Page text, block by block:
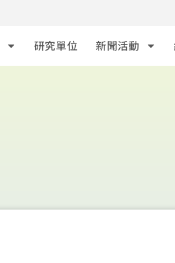
研究單位 新聞活動